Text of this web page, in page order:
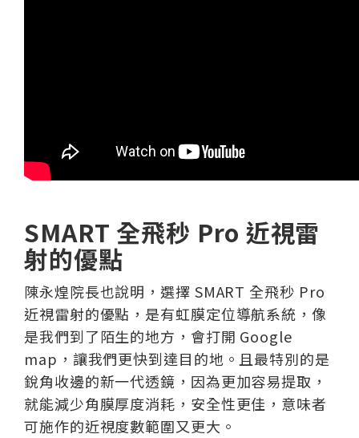
SMART 全飛秒 Pro 近視雷
射的優點
陳永煌院長也說明，選擇 SMART 全飛秒 Pro
近視雷射的優點，是有虹膜定位導航系統，像
是我們到了陌生的地方，會打開 Google
map，讓我們更快到達目的地。且最特別的是
銳角收邊的新一代透鏡，因為更加容易提取，
就能減少角膜厚度消耗，安全性更佳，意味者
可施作的近視度數範圍又更大。